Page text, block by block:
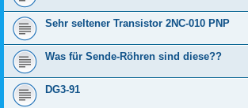
Sehr seltener Transistor 2NC-010 PNP
Was für Sende-Röhren sind diese??
DG3-91